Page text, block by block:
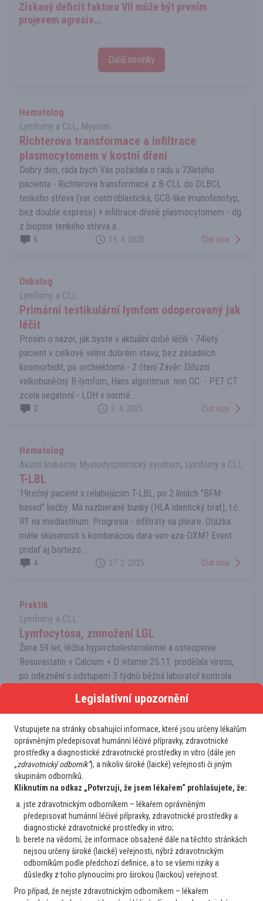
Získaný deficit faktoru VII může být prvním
projevem agresiv...
Další novinky
Hematolog
Lymfomy a CLL, Myelom
Richterova transformace a infiltrace
plasmocytomem v kostní dřeni
Dobrý den, ráda bych Vás požádala o radu u 73letého
pacienta - Richterova transformace z B-CLL do DLBCL
tenkého střeva (var. centroblastická, GCB-like imunofenotyp,
bez double exprese) + infiltrace dřeně plasmocytomem - dg.
z biopsie tenkého střeva a...
5 13. 4. 2025 Číst více
Onkolog
Lymfomy a CLL
Primární testikulární lymfom odoperovaný jak
léčit
Prosím o názor, jak byste v aktuální době léčili - 74letý
pacient v celkově velmi dobrém stavu, bez zásadních
koomorbidit, po orchiektomii - 2 čtení Závěr: Difuzní
velkobuněčný B-lymfom, Hans algoritmus: non GC. - PET CT
zcela negativní - LDH v normě...
2 3. 4. 2025 Číst více
Hematolog
Akutní leukémie Myelodysplastický syndrom, Lymfomy a CLL
T-LBL
19ročný pacient s relabujúcim T-LBL, po 2 líniách "BFM-
based" liečby. Má nazbierané bunky (HLA identický brat), t.č.
RT na mediastínum. Progresia - infiltráty na pleure. Otázka:
máte skúsenosti s kombináciou dara-ven-aza-DXM? Event.
pridať aj bortezo...
4 27. 2. 2025 Číst více
Praktik
Lymfomy a CLL
Lymfocytosa, zmnožení LGL
Žena 59 let, léčba hypercholesterolemie a osteopenie
Rosuvastatin + Calcium + D vitamin 25.11. prodělala virosu,
po odeznění s odstupem 3 týdnů běžná laboratoř kontrola
lymfocyty, zhodnoceno...
Hematolog
Lymfomy a CLL
Velkobuněčný folikulární lymfom
Dobrý den, ráda bych se poradila ohledně nejvhodnějšího
postupu u našeho pacienta. Pacient 48let - muž od léta se
zvětšující rezistence v třísle, sono 9/2024 patologická LU v
třísle CT 10/2024 LU v třísle 42x25mm extirpace LU 10-
11/2024 - histologick...
2 15. 1. 2025 Číst více
Legislativní upozornění
Vstupujete na stránky obsahující informace, které jsou určeny lékařům
oprávněným předepisovat humánní léčivé přípravky, zdravotnické
prostředky a diagnostické zdravotnické prostředky in vitro (dále jen
„zdravotnický odborník“), a nikoliv široké (laické) veřejnosti či jiným
skupinám odborníků.
Kliknutím na odkaz „Potvrzuji, že jsem lékařem“ prohlašujete, že:
jste zdravotnickým odborníkem – lékařem oprávněným
předepisovat humánní léčivé přípravky, zdravotnické prostředky a
diagnostické zdravotnické prostředky in vitro;
berete na vědomí, že informace obsažené dále na těchto stránkách
nejsou určeny široké (laické) veřejnosti, nýbrž zdravotnickým
odborníkům podle předchozí definice, a to se všemi riziky a
důsledky z toho plynoucími pro širokou (laickou) veřejnost.
Pro případ, že nejste zdravotnickým odborníkem – lékařem